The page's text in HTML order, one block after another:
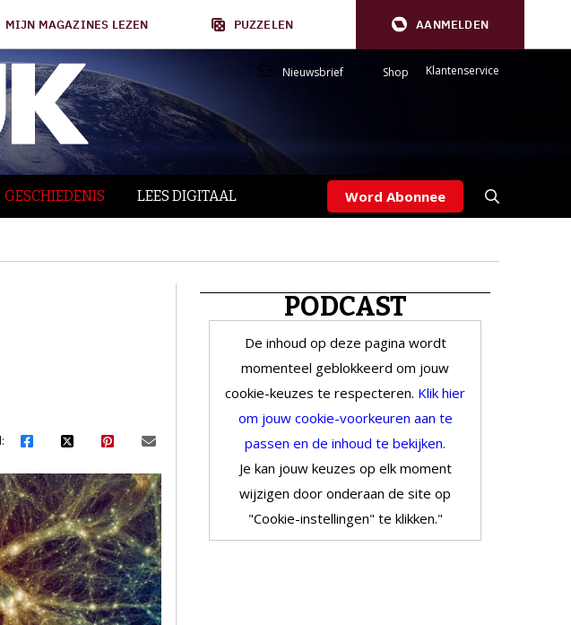
MIJN MAGAZINES LEZEN PUZZELEN AANMELDEN
Nieuwsbrief Shop Klantenservice
GESCHIEDENIS LEES DIGITAAL Word Abonnee
PODCAST
De inhoud op deze pagina wordt
momenteel geblokkeerd om jouw
cookie-keuzes te respecteren. Klik hier
om jouw cookie-voorkeuren aan te
passen en de inhoud te bekijken.
Je kan jouw keuzes op elk moment
wijzigen door onderaan de site op
"Cookie-instellingen" te klikken."